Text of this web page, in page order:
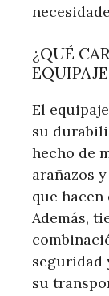
¿QUÉ
El
su
hecho de
arañazos
que hacen
Además,
seguridad
su